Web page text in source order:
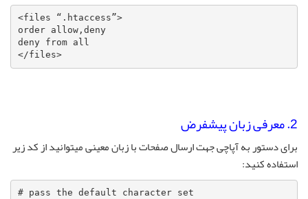
<files “.htaccess”>
order allow,deny
deny from all
</files>
2. معرفی زبان پیشفرض
برای دستور به آپاچی جهت ارسال صفحات با زبان معینی میتوانید از کد زیر
استفاده کنید:
# pass the default character set